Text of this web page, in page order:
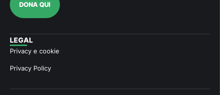
DONA QUI
LEGAL
Privacy e cookie
Privacy Policy